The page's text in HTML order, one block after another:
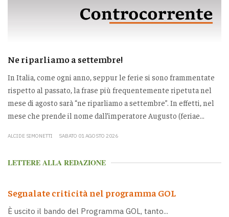
Ne riparliamo a settembre!
In Italia, come ogni anno, seppur le ferie si sono frammentate
rispetto al passato, la frase più frequentemente ripetuta nel
mese di agosto sarà “ne riparliamo a settembre”. In effetti, nel
mese che prende il nome dall’imperatore Augusto (feriae...
ALCIDE SIMONETTI SABATO 01 AGOSTO 2026
LETTERE ALLA REDAZIONE
Segnalate criticità nel programma GOL
È uscito il bando del Programma GOL, tanto...